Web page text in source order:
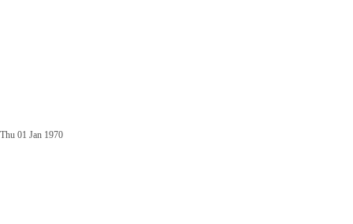
Thu 01 Jan 1970